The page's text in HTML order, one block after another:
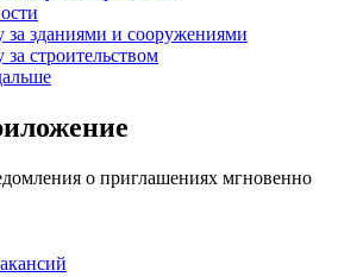
за зданиями и сооружениями
строительством
о приглашениях мгновенно